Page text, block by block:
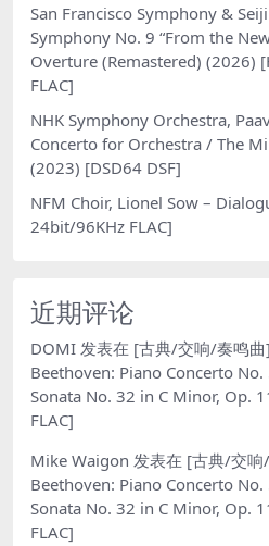
San Francisco Symphony &
Symphony No. 9 “From the
Overture (Remastered) (2026)
FLAC]
NHK Symphony Orchestra,
Concerto for Orchestra / The
(2023) [DSD64 DSF]
NFM Choir, Lionel Sow –
24bit/96KHz FLAC]
近期评论
DOMI 发表在 [古典/交响/奏鸣
Beethoven: Piano Concerto
Sonata No. 32 in C Minor, Op.
FLAC]
Mike Waigon 发表在 [古典/交响
Beethoven: Piano Concerto
Sonata No. 32 in C Minor, Op.
FLAC]